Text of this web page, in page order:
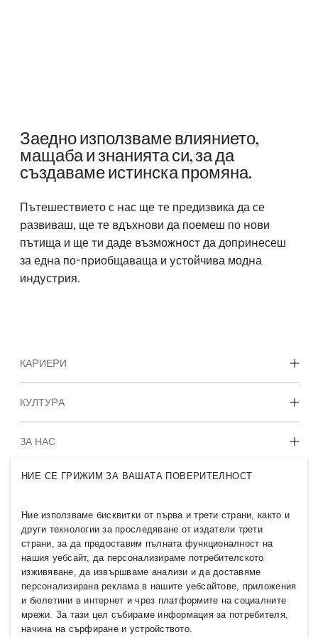
Заедно използваме влиянието,
мащаба и знанията си, за да
създаваме истинска промяна.
Пътешествието с нас ще те предизвика да се
развиваш, ще те вдъхнови да поемеш по нови
пътища и ще ти даде възможност да допринесеш
за една по-приобщаваща и устойчива модна
индустрия.
КАРИЕРИ
Открийте нашите работни зони
КУЛТУРА
Нашата култура и придобивки
ЗА НАС
Кои сме ние
Приобщаване и многообразие
H&M GROUP
Разгледайте групата
BULGARIA
Новини Политики и поверителност
НИЕ СЕ ГРИЖИМ ЗА ВАШАТА ПОВЕРИТЕЛНОСТ
Ние използваме бисквитки от първа и трети страни, както и
други технологии за проследяване от издатели трети
страни, за да предоставим пълната функционалност на
нашия уебсайт, да персонализираме потребителското
изживяване, да извършваме анализи и да доставяме
персонализирана реклама в нашите уебсайтове, приложения
и бюлетини в интернет и чрез платформите на социалните
мрежи. За тази цел събираме информация за потребителя,
начина на сърфиране и устройството.